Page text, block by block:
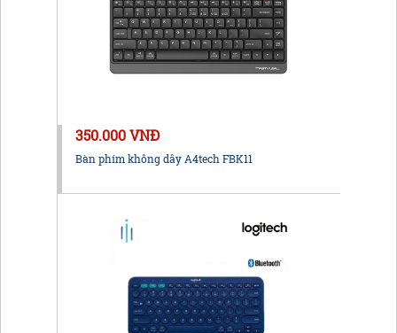
350.000 VNĐ
Bàn phím không dây A4tech FBK11